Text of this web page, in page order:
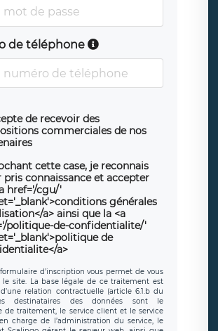
de téléphone
de recevoir des
commerciales de nos
cette case, je reconnais
pris connaissance et accepter
href='/cgu/'
générales
a> ainsi que la <a
politique-de-confidentialite/'
de
a>
d’inscription vous permet de vous
le site. La base légale de ce traitement est
d’une relation contractuelle (article 6.1.b du
destinataires des données sont le
de traitement, le service client et le service
charge de l’administration du service, le